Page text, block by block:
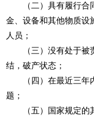
（二）具有履行合同
金、设备和其他物质设
人员；
（三）没有处于被责
结，破产状态；
（四）在最近三年内
题；
（五）国家规定的其